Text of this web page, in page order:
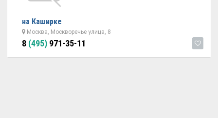
на Каширке
Москва, Москворечье улица, 8
8 (495) 971-35-11